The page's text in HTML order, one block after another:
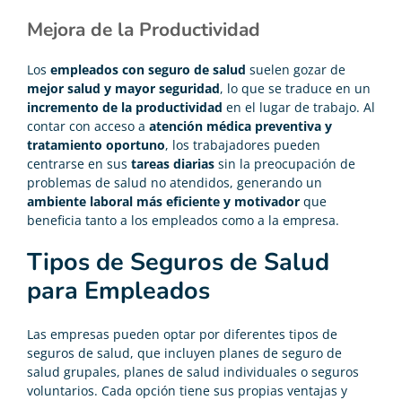
Mejora de la Productividad
Los empleados con seguro de salud suelen gozar de
mejor salud y mayor seguridad, lo que se traduce en un
incremento de la productividad en el lugar de trabajo. Al
contar con acceso a atención médica preventiva y
tratamiento oportuno, los trabajadores pueden
centrarse en sus tareas diarias sin la preocupación de
problemas de salud no atendidos, generando un
ambiente laboral más eficiente y motivador que
beneficia tanto a los empleados como a la empresa.
Tipos de Seguros de Salud
para Empleados
Las empresas pueden optar por diferentes tipos de
seguros de salud, que incluyen planes de seguro de
salud grupales, planes de salud individuales o seguros
voluntarios. Cada opción tiene sus propias ventajas y